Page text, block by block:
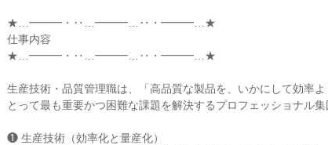
★…━━━・‥…━━━…‥・━━━…★
仕事内容
★…━━━・‥…━━━…‥・━━━…★
生産技術・品質管理職は、「高品質な製品を、いかにして効率
とって最も重要かつ困難な課題を解決するプロフェッショナル集
❶ 生産技術（効率化と量産化）